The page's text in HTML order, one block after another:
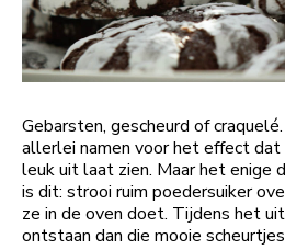
Gebarsten, gescheurd of
allerlei namen voor het effect dat
leuk uit laat zien. Maar het enige
is dit: strooi ruim poedersuiker
ze in de oven doet. Tijdens het
ontstaan dan die mooie